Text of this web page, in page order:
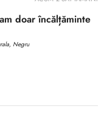
doar încălțăminte
Negru